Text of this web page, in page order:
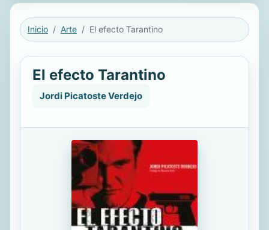
Inicio Arte El efecto Tarantino
El efecto Tarantino
Jordi Picatoste Verdejo